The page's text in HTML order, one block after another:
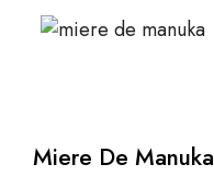
Miere De Manuka